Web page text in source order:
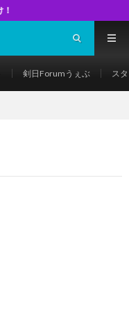
剣日Forumうぇぶ ス